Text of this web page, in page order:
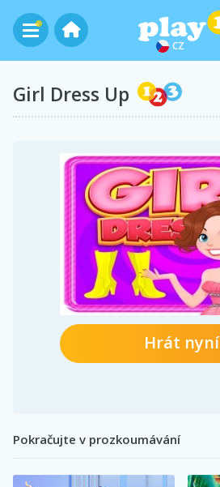
CZ
Girl Dress Up
Hrát nyní
Pokračujte v prozkoumávání